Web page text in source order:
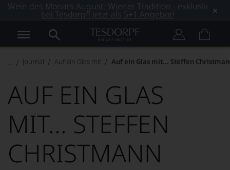
Wein des Monats August: Wiener Tradition - exklusiv
bei Tesdorpf! Jetzt als 5+1 Angebot!
Journal Auf ein Glas mit Auf ein Glas mit... Steffen
AUF EIN GLAS
MIT... STEFFEN
CHRISTMANN